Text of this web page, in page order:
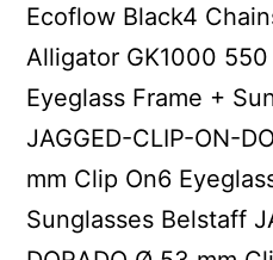
Ecoflow Black4
Alligator GK1000 550
Eyeglass Frame +
JAGGED-CLIP-ON-
mm Clip On6
Sunglasses Belstaff